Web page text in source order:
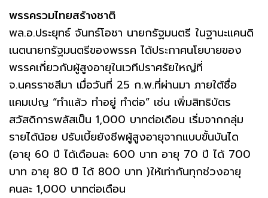
พรรครวมไทยสร้างชาติ
พล.อ.ประยุทธ์ จันทร์โอชา นายกรัฐมนตรี ในฐานะแคนดิ
เนตนายกรัฐมนตรีของพรรค ได้ประกาศนโยบายของ
พรรคเกี่ยวกับผู้สูงอายุในเวทีปราศรัยใหญ่ที่
จ.นครราชสีมา เมื่อวันที่ 25 ก.พ.ที่ผ่านมา ภายใต้ชื่อ
แคมเปญ “ทำแล้ว ทำอยู่ ทำต่อ” เช่น เพิ่มสิทธิบัตร
สวัสดิการพลัสเป็น 1,000 บาทต่อเดือน เริ่มจากกลุ่ม
รายได้น้อย ปรับเบี้ยยังชีพผู้สูงอายุจากแบบขั้นบันได
(อายุ 60 ปี ได้เดือนละ 600 บาท อายุ 70 ปี ได้ 700
บาท อายุ 80 ปี ได้ 800 บาท )ให้เท่ากันทุกช่วงอายุ
คนละ 1,000 บาทต่อเดือน